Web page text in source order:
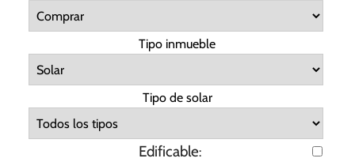
Tipo inmueble
Tipo de solar
Edificable: